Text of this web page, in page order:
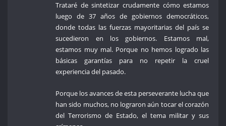
Trataré de sintetizar crudamente cómo estamos
luego de 37 años de gobiernos democráticos,
donde todas las fuerzas mayoritarias del país se
sucedieron en los gobiernos. Estamos mal,
estamos muy mal. Porque no hemos logrado las
básicas garantías para no repetir la cruel
experiencia del pasado.
Porque los avances de esta perseverante lucha que
han sido muchos, no lograron aún tocar el corazón
del Terrorismo de Estado, el tema militar y sus